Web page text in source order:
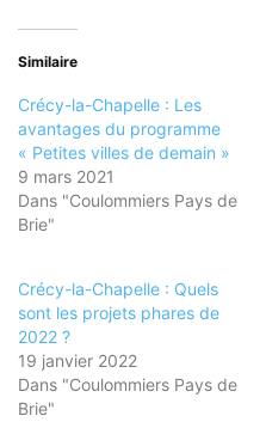
Similaire
Crécy-la-Chapelle : Les
avantages du programme
« Petites villes de demain »
9 mars 2021
Dans "Coulommiers Pays de
Brie"
Crécy-la-Chapelle : Quels
sont les projets phares de
2022 ?
19 janvier 2022
Dans "Coulommiers Pays de
Brie"